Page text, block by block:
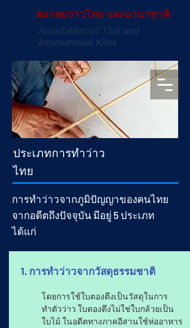
Association of Thai and
International Kites
สมาคมว่าวไทย และนานาชาติ
ประเภทการทำว่าว
ไทย
การทำว่าวจากภูมิปัญญาของคนไทย
จากอดีตถึงปัจจุบัน มีอยู่ 5 ประเภท
ได้แก่
1. การทำว่าวจากวัสดุธรรมชาติ
โดยการใช้ใบตองตึงเป็นวัสดุในการ
ทำตัวว่าว ใบตองตึงไม่ใช่ใบกล้วยเป็น
ใบไม้ ในอดีตทางภาคอีสานใช้ห่ออาหาร